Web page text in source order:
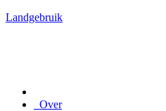
Landgebruik
Over